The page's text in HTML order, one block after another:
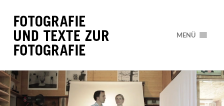
MENÜ